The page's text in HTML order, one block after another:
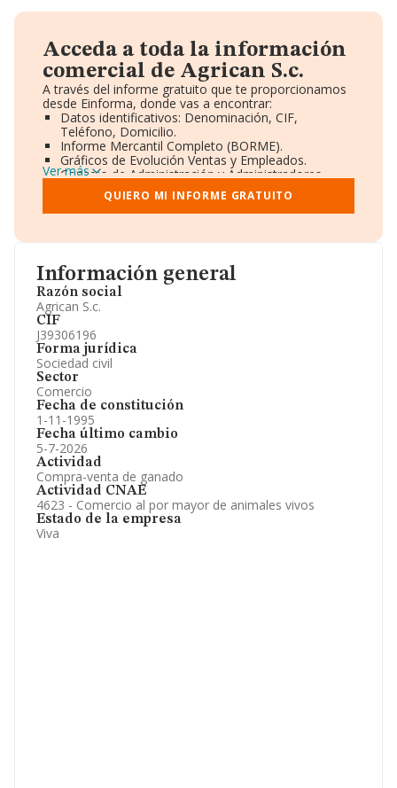
Información general
Razón social
Agrican S.c.
CIF
J39306196
Forma jurídica
Sociedad civil
Sector
Comercio
Fecha de constitución
1-11-1995
Fecha último cambio
5-7-2026
Actividad
Compra-venta de ganado
Actividad CNAE
4623 - Comercio al por mayor de animales vivos
Estado de la empresa
Viva
Acceda a toda la información
comercial de Agrican S.c.
A través del informe gratuito que te proporcionamos
desde Einforma, donde vas a encontrar:
Datos identificativos: Denominación, CIF,
Teléfono, Domicilio.
Informe Mercantil Completo (BORME).
Gráficos de Evolución Ventas y Empleados.
Consejo de Administración y Administradores.
Directivos y Ejecutivos.
Accionistas.
Participaciones y Vinculaciones en otras empresas.
Información oficial y registral complementaria.
Ver más
QUIERO MI INFORME GRATUITO